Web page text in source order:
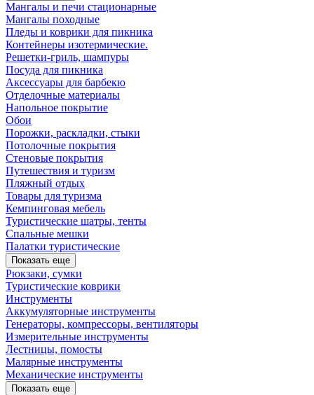
Мангалы и печи стационарные
Мангалы походные
Пледы и коврики для пикника
Контейнеры изотермические.
Решетки-гриль, шампуры
Посуда для пикника
Аксессуары для барбекю
Отделочные материалы
Напольное покрытие
Обои
Порожки, раскладки, стыки
Потолочные покрытия
Стеновые покрытия
Путешествия и туризм
Пляжный отдых
Товары для туризма
Кемпинговая мебель
Туристические шатры, тенты
Спальные мешки
Палатки туристические
Показать еще
Рюкзаки, сумки
Туристические коврики
Инструменты
Аккумуляторные инструменты
Генераторы, компрессоры, вентиляторы
Измерительные инструменты
Лестницы, помосты
Малярные инструменты
Механические инструменты
Показать еще